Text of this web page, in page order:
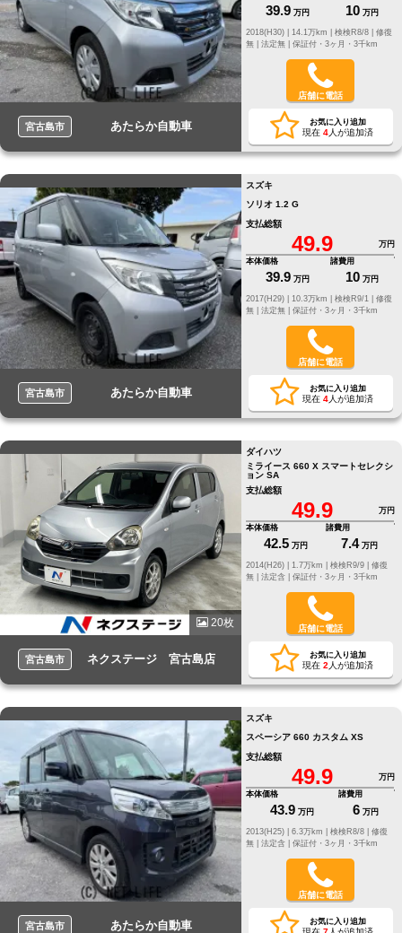
宮古島市 あたらか自動車
39.9 万円 10 万円
修復
無 | 法定無 | 保証付・3ヶ月・3千km
店舗に電話
お気に入り追加
現在 4人が追加済
宮古島市 あたらか自動車
スズキ
ソリオ 1.2 G
支払総額
49.9
万円
本体価格
39.9 万円
諸費用
10 万円
修復
無 | 法定無 | 保証付・3ヶ月・3千km
店舗に電話
お気に入り追加
現在 4人が追加済
20枚
宮古島市 ネクステージ 宮古島店
ダイハツ
ミライース 660 X スマートセレクシ
ョン SA
支払総額
49.9
万円
本体価格
42.5 万円
諸費用
7.4 万円
修復
無 | 法定含 | 保証付・3ヶ月・3千km
店舗に電話
お気に入り追加
現在 2 人が追加済
宮古島市 あたらか自動車
スズキ
スペーシア 660 カスタム XS
支払総額
49.9
万円
本体価格
43.9 万円
諸費用
6 万円
修復
無 | 法定含 | 保証付・3ヶ月・3千km
店舗に電話
お気に入り追加